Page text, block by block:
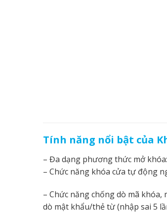
Tính năng nổi bật của
– Đa dạng phương thức mở
– Chức năng khóa cửa tự động
– Chức năng chống dò mã
dò mật khẩu/thẻ từ (nhập sai 5